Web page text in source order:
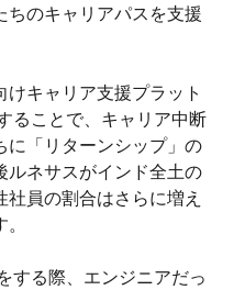
ちのキャリアパスを支援
キャリア支援プラット
ることで、キャリア中断
に「リターンシップ」の
ルネサスがインド全土の
員の割合はさらに増え
する際、エンジニアだっ